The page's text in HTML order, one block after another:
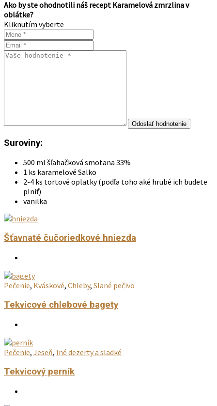
nej, ale pod spodnú oblatku ešte pred plnením vložte
karton a naňho pás fólie alebo alobalu, aby ste ich mohli
po naplnení zabaliť a vložiť do mrazničky.
Po naplnení dajte do mrazničky na 6 hodín zmraziť a
krájajte pilkovým nožom.
Ak ich robíte viac do zásoby, po nakrájaní si ich zabaľte do
Pridajte recenziu
Ako by ste ohodnotili náš recept Karamelová zmrzlina v
Kliknutím vyberte
Suroviny:
500 ml šľahačková smotana 33%
vanilka
Šťavnaté čučoriedkové hniezda